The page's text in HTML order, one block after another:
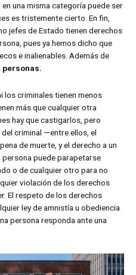
una misma categoría puede ser
es tristemente cierto. En fin,
jefes de Estado tienen derechos
pues ya hemos dicho que
e inalienables. Además de
personas.
los criminales tienen menos
más que cualquier otra
hay que castigarlos, pero
criminal —entre ellos, el
de muerte, y el derecho a un
puede parapetarse
o de cualquier otro para no
violación de los derechos
El respeto de los derechos
ley de amnistía u obediencia
persona responda ante una